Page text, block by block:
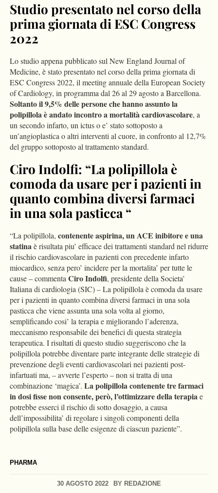
PHARMA
30 AGOSTO 2022 BY REDAZIONE
Studio presentato nel corso della
prima giornata di ESC Congress
2022
Lo studio appena pubblicato sul New England Journal of
Medicine, è stato presentato nel corso della prima giornata di
ESC Congress 2022, il meeting annuale della European Society
of Cardiology, in programma dal 26 al 29 agosto a Barcellona.
Soltanto il 9,5% delle persone che hanno assunto la
polipillola è andato incontro a mortalità cardiovascolare, a
un secondo infarto, un ictus o e’ stato sottoposto a
un’angioplastica o altri interventi al cuore, in confronto al 12,7%
del gruppo sottoposto al trattamento standard.
Ciro Indolfi: “La polipillola è
comoda da usare per i pazienti in
quanto combina diversi farmaci
in una sola pasticca “
“La polipillola, contenente aspirina, un ACE inibitore e una
statinaè risultata piu’ efficace dei trattamenti standard nel ridurre
il rischio cardiovascolare in pazienti con precedente infarto
miocardico, senza pero’ incidere per la mortalita’ per tutte le
cause – commentaCiro Indolfi, presidente della Societa’
Italiana di cardiologia (SIC) – La polipillola è comoda da usare
per i pazienti in quanto combina diversi farmaci in una sola
pasticca che viene assunta una sola volta al giorno,
semplificando cosi’ la terapia e migliorando l’aderenza,
meccanismo responsabile dei benefici di questa strategia
terapeutica. I risultati di questo studio suggeriscono che la
polipillola potrebbe diventare parte integrante delle strategie di
prevenzione degli eventi cardiovascolari nei pazienti post-
infartuati ma, – avverte l’esperto – non si tratta di una
combinazione ‘magica’. La polipillola contenente tre farmaci
in dosi fisse non consente, però, l’ottimizzare della terapiae
potrebbe esserci il rischio di sotto dosaggio, a causa
dell’impossibilita’ di regolare i singoli componenti della
polipillola sulla base delle esigenze di ciascun paziente”.